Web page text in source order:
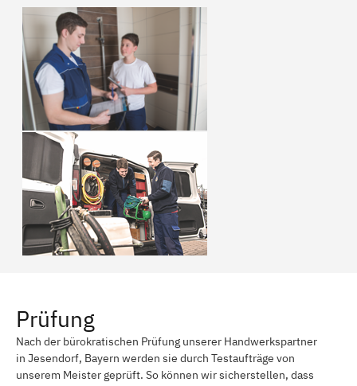
Prüfung
Nach der bürokratischen Prüfung unserer Handwerkspartner
in Jesendorf, Bayern werden sie durch Testaufträge von
unserem Meister geprüft. So können wir sicherstellen, dass